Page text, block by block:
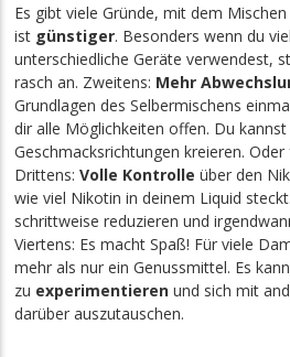
Es gibt viele Gründe, mit dem
ist günstiger. Besonders wenn du
unterschiedliche Geräte verwendest,
rasch an. Zweitens: Mehr
Grundlagen des Selbermischens
dir alle Möglichkeiten offen. Du
Geschmacksrichtungen kreieren.
Drittens:Volle Kontrolle über den
wie viel Nikotin in deinem Liquid
schrittweise reduzieren und
Viertens: Es macht Spaß! Für viele
mehr als nur ein Genussmittel. Es
zu experimentieren und sich mit
darüber auszutauschen.